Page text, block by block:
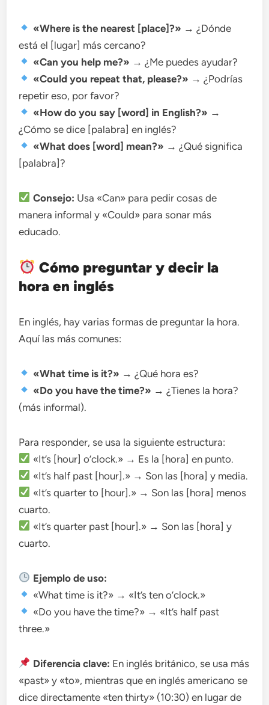
«Where is the nearest [place]?» → ¿Dónde
está el [lugar] más cercano?
«Can you help me?» → ¿Me puedes ayudar?
«Could you repeat that, please?» → ¿Podrías
repetir eso, por favor?
«How do you say [word] in English?» →
¿Cómo se dice [palabra] en inglés?
«What does [word] mean?» → ¿Qué significa
[palabra]?
Consejo: Usa «Can» para pedir cosas de
manera informal y «Could» para sonar más
educado.
Cómo preguntar y decir la
hora en inglés
En inglés, hay varias formas de preguntar la hora.
Aquí las más comunes:
«What time is it?» → ¿Qué hora es?
«Do you have the time?» → ¿Tienes la hora?
(más informal).
Para responder, se usa la siguiente estructura:
«It’s [hour] o’clock.» → Es la [hora] en punto.
«It’s half past [hour].» → Son las [hora] y media.
«It’s quarter to [hour].» → Son las [hora] menos
cuarto.
«It’s quarter past [hour].» → Son las [hora] y
cuarto.
Ejemplo de uso:
«What time is it?» → «It’s ten o’clock.»
«Do you have the time?» → «It’s half past
three.»
Diferencia clave: En inglés británico, se usa más
«past» y «to», mientras que en inglés americano se
dice directamente «ten thirty» (10:30) en lugar de